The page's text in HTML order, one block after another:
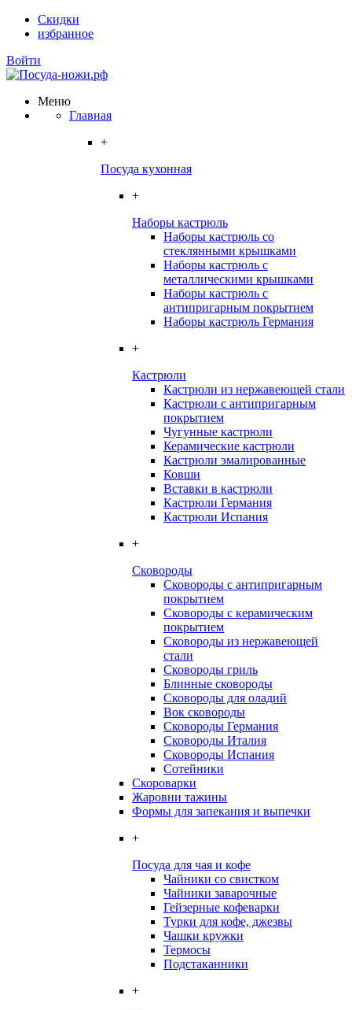
Скидки
избранное
Войти
Меню
Главная
+
Посуда кухонная
+
Наборы кастрюль
Наборы кастрюль со
стеклянными крышками
Наборы кастрюль с
металлическими крышками
Наборы кастрюль с
антипригарным покрытием
Наборы кастрюль Германия
+
Кастрюли
Кастрюли из нержавеющей стали
Кастрюли с антипригарным
покрытием
Чугунные кастрюли
Керамические кастрюли
Кастрюли эмалированные
Ковши
Вставки в кастрюли
Кастрюли Германия
Кастрюли Испания
+
Сковороды
Сковороды с антипригарным
покрытием
Сковороды с керамическим
покрытием
Сковороды из нержавеющей
стали
Сковороды гриль
Блинные сковороды
Сковороды для оладий
Вок сковороды
Сковороды Германия
Сковороды Италия
Сковороды Испания
Сотейники
Скороварки
Жаровни тажины
Формы для запекания и выпечки
+
Посуда для чая и кофе
Чайники со свистком
Чайники заварочные
Гейзерные кофеварки
Турки для кофе, джезвы
Чашки кружки
Термосы
Подстаканники
+